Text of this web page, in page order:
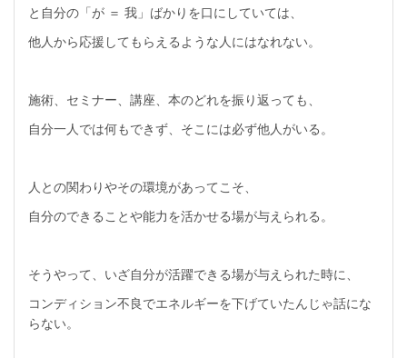
と自分の「が ＝ 我」ばかりを口にしていては、
他人から応援してもらえるような人にはなれない。
施術、セミナー、講座、本のどれを振り返っても、
自分一人では何もできず、そこには必ず他人がいる。
人との関わりやその環境があってこそ、
自分のできることや能力を活かせる場が与えられる。
そうやって、いざ自分が活躍できる場が与えられた時に、
コンディション不良でエネルギーを下げていたんじゃ話にな
らない。